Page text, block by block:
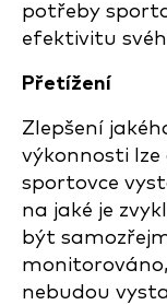
potřeby
efektivitu
Přetížení
Zlepšení
výkonnosti
sportovce
na jaké je
být
nebudou